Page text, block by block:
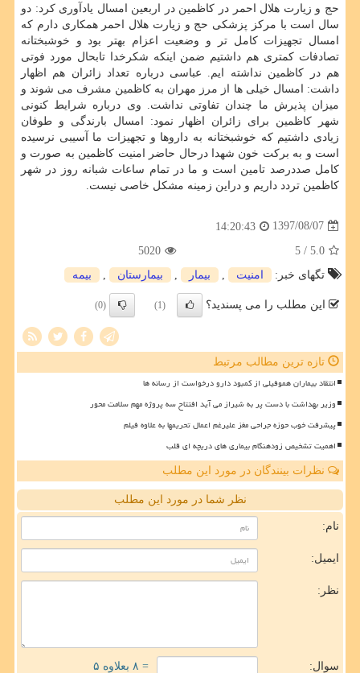
حج و زیارت هلال احمر در كاظمین در اربعین امسال یادآوری كرد: دو
سال است با مركز پزشكی حج و زیارت هلال احمر همكاری دارم كه
امسال تجهیزات كامل تر و وضعیت اعزام بهتر بود و خوشبختانه
تصادفات كمتری هم داشتیم ضمن اینكه شكرخدا تابحال مورد فوتی
هم در كاظمین نداشته ایم. عباسی درباره تعداد زائران هم اظهار
داشت: امسال خیلی ها از مرز مهران به كاظمین مشرف می شوند و
میزان پذیرش ما چندان تفاوتی نداشت. وی درباره شرایط كنونی
شهر كاظمین برای زائران اظهار نمود: امسال بارندگی و طوفان
زیادی داشتیم كه خوشبختانه به داروها و تجهیزات ما آسیبی نرسیده
است و به بركت خون شهدا درحال حاضر امنیت كاظمین به صورت و
كامل صددرصد تامین است و ما در تمام ساعات شبانه روز در شهر
كاظمین تردد داریم و دراین زمینه مشكل خاصی نیست.
1397/08/07
14:20:43
5.0
/ 5
5020
تگهای خبر:
امنیت بیمار بیمارستان بیمه
این مطلب را می پسندید؟ (1)
(0)
تازه ترین مطالب مرتبط
انتقاد بیماران هموفیلی از کمبود دارو درخواست از رسانه ها
وزیر بهداشت با دست پر به شیراز می آید افتتاح سه پروژه مهم سلامت محور
پیشرفت خوب حوزه جراحی مغز علیرغم اعمال تحریمها به علاوه فیلم
اهمیت تشخیص زودهنگام بیماری های دریچه ای قلب
نظرات بینندگان در مورد این مطلب
نظر شما در مورد این مطلب
نام:
ایمیل:
نظر:
سوال: = ۸ بعلاوه ۵